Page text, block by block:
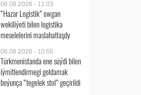
06.08.2026 - 11:03
“Hazar Logistik” owgan
wekiliýeti bilen logistika
meselelerini maslahatlaşdy
06.08.2026 - 10:55
Türkmenistanda ene süýdi bilen
iýmitlendirmegi goldamak
boýunça “tegelek stol” geçirildi